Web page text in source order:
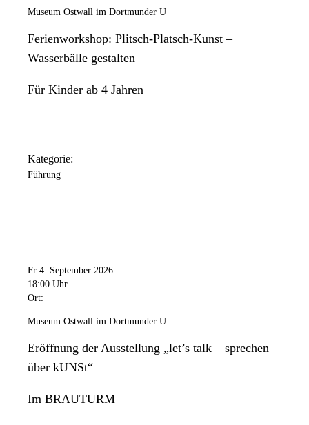
Museum Ostwall im Dortmunder U
Ferienworkshop: Plitsch-Platsch-Kunst –
Wasserbälle gestalten
Für Kinder ab 4 Jahren
Kategorie:
Führung
Fr 4. September 2026
18:00 Uhr
Ort:
Museum Ostwall im Dortmunder U
Eröffnung der Ausstellung „let’s talk – sprechen
über kUNSt“
Im BRAUTURM